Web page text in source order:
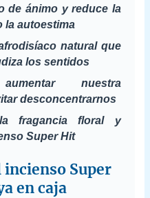
de ánimo y reduce la
la autoestima
natural que
los sentidos
nuestra
desconcentrarnos
fragancia floral y
Super Hit
Super
en caja